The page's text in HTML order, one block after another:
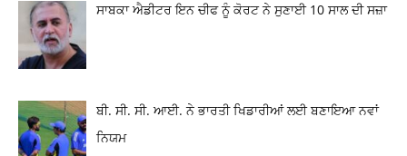
ਸਾਬਕਾ ਐਡੀਟਰ ਇਨ ਚੀਫ ਨੂੰ ਕੋਰਟ ਨੇ ਸੁਣਾਈ 10 ਸਾਲ ਦੀ ਸਜ਼ਾ
ਬੀ. ਸੀ. ਸੀ. ਆਈ. ਨੇ ਭਾਰਤੀ ਖਿਡਾਰੀਆਂ ਲਈ ਬਣਾਇਆ ਨਵਾਂ
ਨਿਯਮ